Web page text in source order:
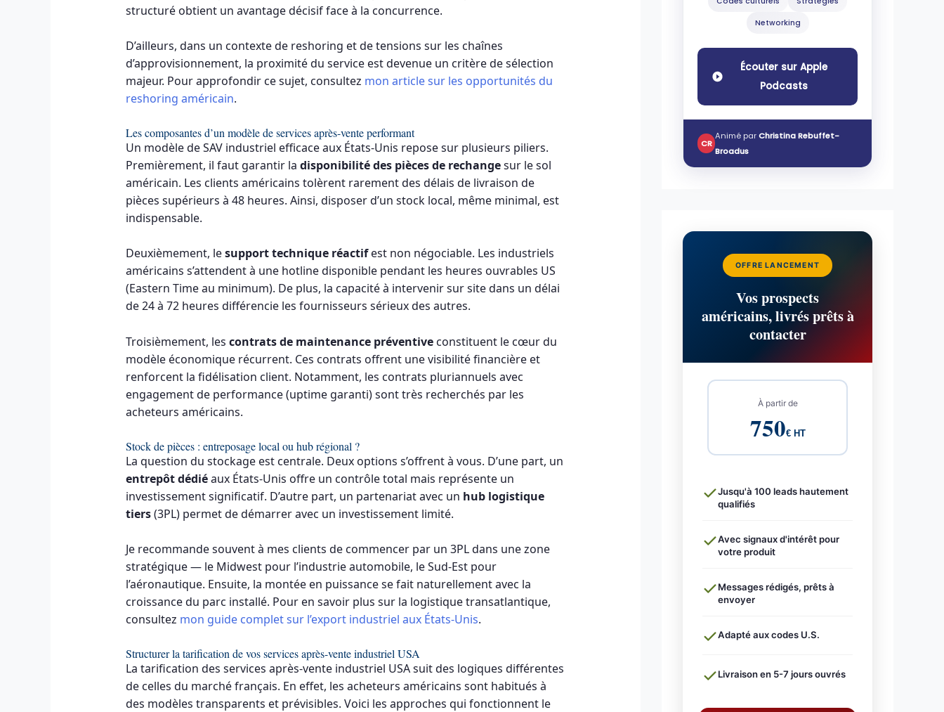
structuré obtient un avantage décisif face à la concurrence.
D’ailleurs, dans un contexte de reshoring et de tensions sur les chaînes
d’approvisionnement, la proximité du service est devenue un critère de sélection
majeur. Pour approfondir ce sujet, consultez mon article sur les opportunités du
reshoring américain.
Les composantes d’un modèle de services après-vente performant
Un modèle de SAV industriel efficace aux États-Unis repose sur plusieurs piliers.
Premièrement, il faut garantir la disponibilité des pièces de rechangesur le sol
américain. Les clients américains tolèrent rarement des délais de livraison de
pièces supérieurs à 48 heures. Ainsi, disposer d’un stock local, même minimal, est
indispensable.
Deuxièmement, lesupport technique réactifest non négociable. Les industriels
américains s’attendent à une hotline disponible pendant les heures ouvrables US
(Eastern Time au minimum). De plus, la capacité à intervenir sur site dans un délai
de 24 à 72 heures différencie les fournisseurs sérieux des autres.
Troisièmement, les contrats de maintenance préventiveconstituent le cœur du
modèle économique récurrent. Ces contrats offrent une visibilité financière et
renforcent la fidélisation client. Notamment, les contrats pluriannuels avec
engagement de performance (uptime garanti) sont très recherchés par les
acheteurs américains.
Stock de pièces : entreposage local ou hub régional ?
La question du stockage est centrale. Deux options s’offrent à vous. D’une part, un
entrepôt dédiéaux États-Unis offre un contrôle total mais représente un
investissement significatif. D’autre part, un partenariat avec un hub logistique
tiers(3PL) permet de démarrer avec un investissement limité.
Je recommande souvent à mes clients de commencer par un 3PL dans une zone
stratégique — le Midwest pour l’industrie automobile, le Sud-Est pour
l’aéronautique. Ensuite, la montée en puissance se fait naturellement avec la
croissance du parc installé. Pour en savoir plus sur la logistique transatlantique,
consultez mon guide complet sur l’export industriel aux États-Unis.
Structurer la tarification de vos services après-vente industriel USA
La tarification des services après-vente industriel USA suit des logiques différentes
de celles du marché français. En effet, les acheteurs américains sont habitués à
des modèles transparents et prévisibles. Voici les approches qui fonctionnent le
Networking
Écouter sur Apple
Podcasts
CR
Animé parChristina Rebuffet-
Broadus
OFFRE LANCEMENT
Vos prospects
américains, livrés prêts à
contacter
À partir de
750€ HT
Jusqu'à 100 leads hautement
qualifiés
Avec signaux d'intérêt pour
votre produit
Messages rédigés, prêts à
envoyer
Adapté aux codes U.S.
Livraison en 5-7 jours ouvrés